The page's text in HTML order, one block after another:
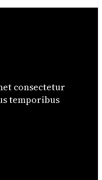
consectetur
temporibus